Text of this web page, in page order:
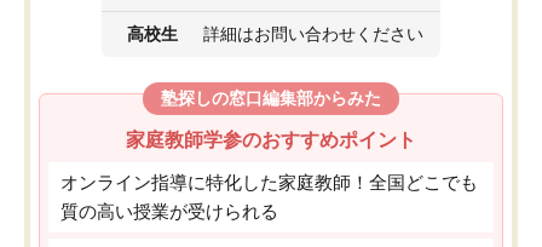
高校生 詳細はお問い合わせください
塾探しの窓口編集部からみた
家庭教師学参のおすすめポイント
オンライン指導に特化した家庭教師！全国どこでも
質の高い授業が受けられる